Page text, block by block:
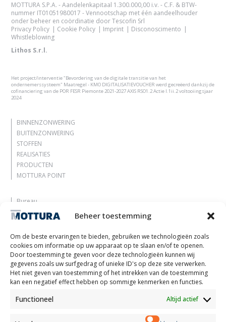
Beheer toestemming
Om de beste ervaringen te bieden, gebruiken we technologieën zoals
cookies om informatie op uw apparaat op te slaan en/of te openen.
Door toestemming te geven voor deze technologieën kunnen wij
gegevens zoals uw surfgedrag of unieke ID's op deze site verwerken.
Het niet geven van toestemming of het intrekken van de toestemming
kan een negatief effect hebben op sommige kenmerken en functies.
Functioneel Altijd actief
MOTTURA S.P.A. - Aandelenkapitaal 1.300.000,00 i.v. - C.F. & BTW-
nummer IT01051980017 - Vennootschap met één aandeelhouder
onder beheer en coördinatie door Tescofin Srl
Privacy Policy
Cookie Policy Imprint
Disconoscimento
Whistleblowing
Lithos S.r.l.
Het project/interventie "Bevordering van de digitale transitie van het
ondernemerssysteem" Maatregel - KMO DIGITALISATIEVOUCHER werd gecreëerd dankzij de
cofinanciering van de POR FESR Piemonte 2021-2027 AXIS RSO1.2 Actie I.1ii.2 voltooiingsjaar
2024
BINNENZONWERING
BUITENZONWERING
STOFFEN
REALISATIES
PRODUCTEN
MOTTURA POINT
Bureau
Laat je inspireren
Contacten
Werk met ons
Gereserveerd gebied
Certificeringen
M2Net
Child Safety
Customer Information